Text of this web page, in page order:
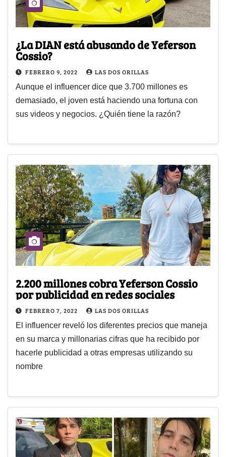
¿La DIAN está abusando de Yeferson
Cossio?
FEBRERO 9, 2022 LAS DOS ORILLAS
Aunque el influencer dice que 3.700 millones es
demasiado, el joven está haciendo una fortuna con
sus videos y negocios. ¿Quién tiene la razón?
2.200 millones cobra Yeferson Cossio
por publicidad en redes sociales
FEBRERO 7, 2022 LAS DOS ORILLAS
El influencer reveló los diferentes precios que maneja
en su marca y millonarias cifras que ha recibido por
hacerle publicidad a otras empresas utilizando su
nombre